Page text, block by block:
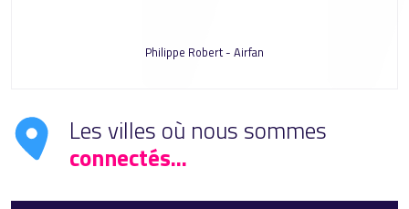
Philippe Robert - Airfan
Les villes où nous sommes
connectés...